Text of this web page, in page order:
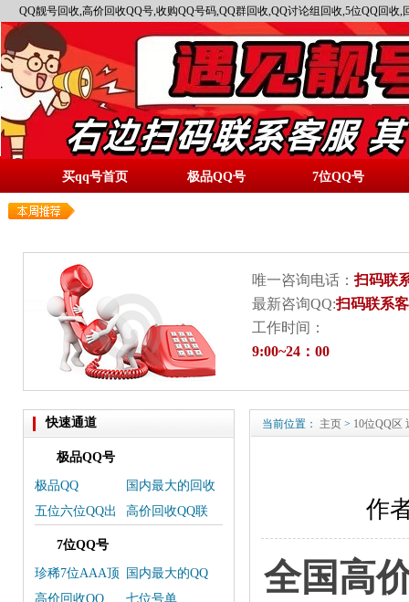
QQ靓号回收,高价回收QQ号,收购QQ号码,QQ群回收,QQ讨论组回收,5位QQ回
买qq号首页 极品QQ号 7位QQ号
唯一咨询电话：扫码联
最新咨询QQ:扫码联系
工作时间：
9:00~24：00
快速通道
极品QQ号
极品QQ
国内最大的回收
QQ-交易平台
五位六位QQ出
售号单
高价回收QQ联
系微信
7位QQ号
珍稀7位AAA顶
级QQ靓号上线
国内最大的QQ
交易平台
高价回收QQ 七位号单
当前位置： 主页 > 10位QQ区
作
全国高